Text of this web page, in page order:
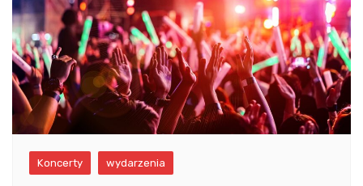
Koncerty wydarzenia